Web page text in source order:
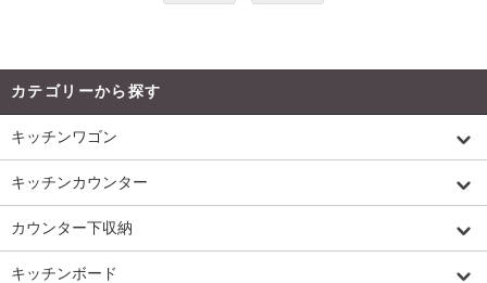
カテゴリーから探す
キッチンワゴン
キッチンカウンター
カウンター下収納
キッチンボード